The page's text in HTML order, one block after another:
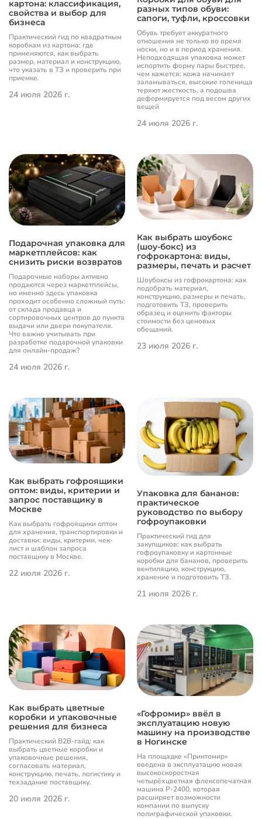
картона: классификация,
свойства и выбор для
бизнеса
Практический гид по квадратным
коробкам из картона: где
применяются, как выбрать
размер, материал и конструкцию,
что указать в ТЗ и проверить при
приемке.
24 июля 2026 г.
разных типов обуви:
сапоги, туфли, кроссовки
Обувь требует аккуратного
отношения не только во время
носки, но и в период хранения.
Неподходящая упаковка может
испортить форму пары быстрее,
чем кажется: кожа начинает
заламываться, высокие голенища
теряют жесткость, а подошва
деформируется под весом других
вещей
24 июля 2026 г.
Подарочная упаковка для
маркетплейсов: как
снизить риски возвратов
Подарочные наборы активно
продаются через маркетплейсы,
но именно здесь упаковка
проходит особенно сложный путь:
от склада продавца и
сортировочных центров до пункта
выдачи или двери покупателя.
Что важно учитывать при
разработке подарочной упаковки
для онлайн-продаж?
24 июля 2026 г.
Как выбрать шоубокс
(шоу-бокс) из
гофрокартона: виды,
размеры, печать и расчет
Шоубоксы из гофрокартона: как
подобрать материал,
конструкцию, размеры и печать,
подготовить ТЗ, проверить
образец и оценить факторы
стоимости без ценовых
обещаний.
23 июля 2026 г.
Как выбрать гофроящики
оптом: виды, критерии и
запрос поставщику в
Москве
Как выбрать гофроящики оптом
для хранения, транспортировки и
доставки: виды, критерии, чек-
лист и шаблон запроса
поставщику в Москве.
22 июля 2026 г.
Упаковка для бананов:
практическое
руководство по выбору
гофроупаковки
Практический гид для
закупщиков: как выбрать
гофроупаковку и картонные
коробки для бананов, проверить
вентиляцию, конструкцию,
хранение и подготовить ТЗ.
21 июля 2026 г.
Как выбрать цветные
коробки и упаковочные
решения для бизнеса
Практический B2B-гайд: как
выбрать цветные коробки и
упаковочные решения,
согласовать материал,
конструкцию, печать, логистику и
техзадание поставщику.
20 июля 2026 г.
«Гофромир» ввёл в
эксплуатацию новую
машину на производстве
в Ногинске
На площадке «Принтомир»
введена в эксплуатацию новая
высокоскоростная
четырёхцветная флексопечатная
машина P-2400, которая
расширяет возможности
компании по выпуску
полиграфической упаковки.